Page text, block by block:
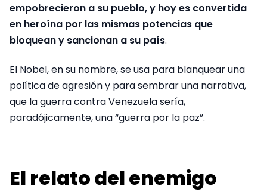
empobrecieron a su pueblo, y hoy es convertida
en heroína por las mismas potencias que
bloquean y sancionan a su país.
El Nobel, en su nombre, se usa para blanquear una
política de agresión y para sembrar una narrativa,
que la guerra contra Venezuela sería,
paradójicamente, una “guerra por la paz”.
El relato del enemigo